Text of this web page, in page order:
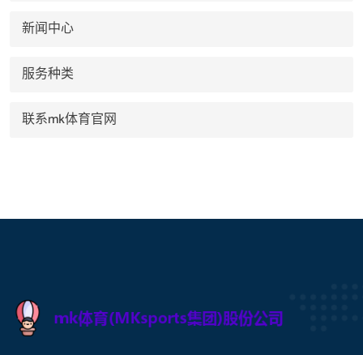
新闻中心
服务种类
联系mk体育官网